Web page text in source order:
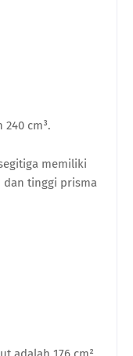
cm³.
memiliki
dan tinggi prisma